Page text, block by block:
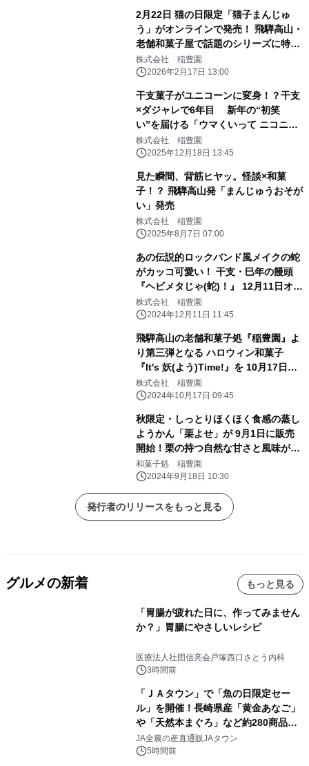
2月22日 猫の日限定「猫子まんじゅ
う」がオンラインで発売！ 飛騨高山・
老舗和菓子屋で話題のシリーズに特別
な3匹が登場
株式会社 稲豊園
2026年2月17日 13:00
干支菓子がユニコーンに変身！？干支
×ダジャレで6年目 新年の“初笑
い”を届ける「ウマくいって ニコニコ
～ん！」 12月28日より期間限定販売
株式会社 稲豊園
2025年12月18日 13:45
見た瞬間、背筋ヒヤッ。怪談×和菓
子！？ 飛騨高山発「まんじゅうおそが
い」発売
株式会社 稲豊園
2025年8月7日 07:00
あの伝説的ロックバンド風メイクの蛇
がカッコ可愛い！ 干支・巳年の饅頭
『ヘビメタじゃ(蛇)！』 12月11日オン
ライン先行予約販売開始
株式会社 稲豊園
2024年12月11日 11:45
飛騨高山の老舗和菓子処『稲豊園』よ
り第三弾となる ハロウィン和菓子
『It's 妖(よう)Time!』を 10月17日
(木)から10月31日(木)まで期間限定販
売！
株式会社 稲豊園
2024年10月17日 09:45
秋限定・しっとりほくほく食感の蒸し
ようかん「栗よせ」が 9月1日に販売
開始！栗の持つ自然な甘さと風味が特
長
和菓子処 稲豊園
2024年9月18日 10:30
発行者のリリースをもっと見る
グルメの新着 もっと見る
「胃腸が疲れた日に、作ってみません
か？」胃腸にやさしいレシピ
医療法人社団信亮会戸塚西口さとう内科
3時間前
「ＪＡタウン」で「魚の日限定セー
ル」を開催！長崎県産「黄金あなご」
や「天然本まぐろ」など約280商品を
販売！～毎月１０日の定例企画～
JA全農の産直通販JAタウン
5時間前